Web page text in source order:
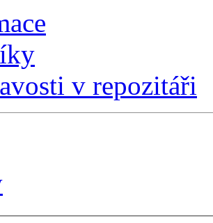
v repozitáři